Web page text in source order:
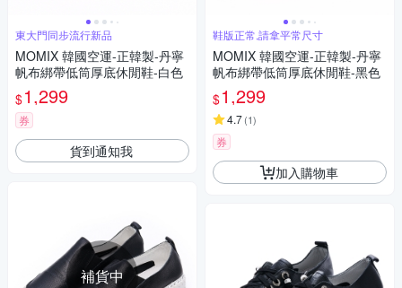
東大門同步流行新品
MOMIX 韓國空運-正韓製-丹寧
帆布綁帶低筒厚底休閒鞋-白色
$1,299
券
貨到通知我
補貨中
鞋版正常,請拿平常尺寸
MOMIX 韓國空運-正韓製-丹寧
帆布綁帶低筒厚底休閒鞋-黑色
$1,299
4.7(1)
券
加入購物車